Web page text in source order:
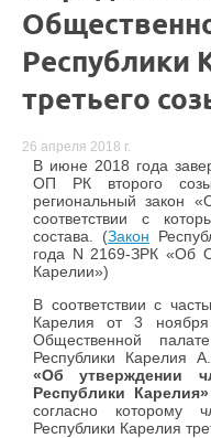
Республики
третьего
26 апреля 2018 г.
В июне 2018 года
ОП РК второго
региональный закон
соответствии с
состава. (Закон
года N 2169-ЗРК «Об
Карелии»)
В соответствии с
Карелия от 3
Общественной
Республики Карелия
«Об утверждении
Республики Карелия»
согласно которому
Республики Карелия